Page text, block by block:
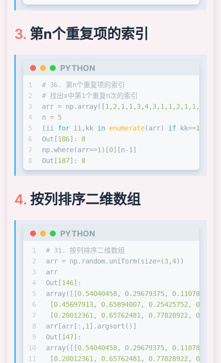
第n个重复项的索引
PYTHON
1
2
3
4
5
6
7
8
# 36. 第n个重复项的索引
# 找出x中第1个重复n次的索引
arr = np.array([1, 2, 1, 1, 3,4, 3, 1, 1, 2, 1, 1,
n = 5
[ii for ii,kk in enumerate(arr) if kk==1
Out[186]: 8
np.where(arr==1)[0][n-1]
Out[187]: 8
按列排序二维数组
PYTHON
1
2
3
4
5
6
7
8
9
10
11
# 31. 按列排序二维数组
arr = np.random.uniform(size=(3,4))
arr
Out[146]:
array([[0.54040458, 0.29679375, 0.1107879
[0.45697913, 0.65894007, 0.25425752,
[0.20012361, 0.65762481, 0.77828922,
arr[arr[:, 1].argsort()]
Out[147]:
array([[0.54040458, 0.29679375, 0.1107879
[0.20012361, 0.65762481, 0.77828922,